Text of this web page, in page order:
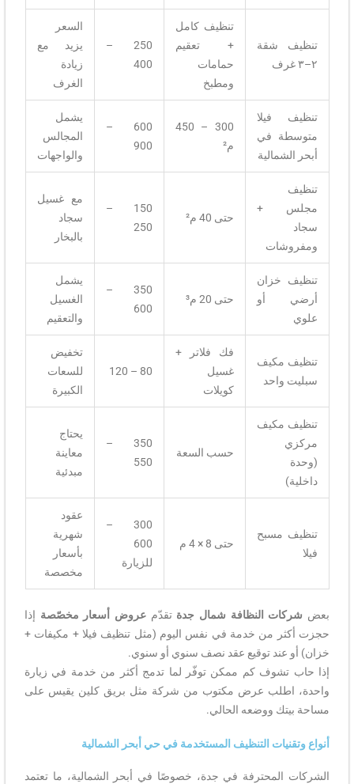
تنظيف شقة
٢–٣ غرف
تنظيف كامل
+ تعقيم
حمامات
ومطبخ
250 –
400
السعر
يزيد مع
زيادة
الغرف
تنظيف فيلا
متوسطة في
أبحر الشمالية
300 – 450
م²
600 –
900
يشمل
المجالس
والواجهات
تنظيف
مجلس +
سجاد
ومفروشات
حتى 40 م²
150 –
250
مع غسيل
سجاد
بالبخار
تنظيف خزان
أرضي أو
علوي
حتى 20 م³
350 –
600
يشمل
الغسيل
والتعقيم
تنظيف مكيف
سبليت واحد
فك فلاتر +
غسيل
كويلات
80 – 120
تخفيض
للسعات
الكبيرة
تنظيف مكيف
مركزي
(وحدة
داخلية)
حسب السعة
350 –
550
يحتاج
معاينة
مبدئية
تنظيف مسبح
فيلا
حتى 8 × 4 م
300 –
600
للزيارة
عقود
شهرية
بأسعار
مخصصة
بعض شركات النظافة شمال جدة تقدّم عروض أسعار مخصّصة إذا
حجزت أكثر من خدمة في نفس اليوم (مثل تنظيف فيلا + مكيفات +
خزان) أو عند توقيع عقد نصف سنوي أو سنوي.
إذا حاب تشوف كم ممكن توفّر لما تدمج أكثر من خدمة في زيارة
واحدة، اطلب عرض مكتوب من شركة مثل بريق كلين يقيس على
مساحة بيتك ووضعه الحالي.
أنواع وتقنيات التنظيف المستخدمة في حي أبحر الشمالية
الشركات المحترفة في جدة، خصوصًا في أبحر الشمالية، ما تعتمد